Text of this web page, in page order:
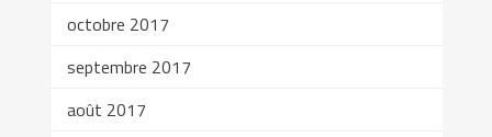
octobre 2017
septembre 2017
août 2017